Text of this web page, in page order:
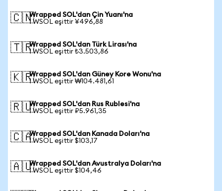
🇨🇳Wrapped SOL'dan Çin Yuanı'na
1 WSOL eşittir ¥496,88
🇹🇷Wrapped SOL'dan Türk Lirası'na
1 WSOL eşittir ₺3.503,86
🇰🇷Wrapped SOL'dan Güney Kore Wonu'na
1 WSOL eşittir ₩104.481,61
🇷🇺Wrapped SOL'dan Rus Rublesi'na
1 WSOL eşittir ₽5.961,35
🇨🇦Wrapped SOL'dan Kanada Doları'na
1 WSOL eşittir $103,17
🇦🇺Wrapped SOL'dan Avustralya Doları'na
1 WSOL eşittir $104,46